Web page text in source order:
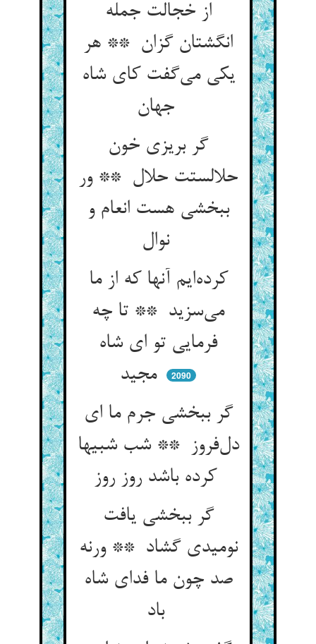
از خجالت جمله
انگشتان گزان ** هر
یکی می‌گفت کای شاه
جهان
گر بریزی خون
حلالستت حلال ** ور
ببخشی هست انعام و
نوال
کرده‌ایم آنها که از ما
می‌سزید ** تا چه
فرمایی تو ای شاه
مجید
2090
گر ببخشی جرم ما ای
دل‌فروز ** شب شبیها
گر ببخشی یافت
نومیدی گشاد ** ورنه
صد چون ما فدای شاه
باد